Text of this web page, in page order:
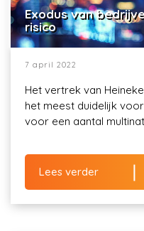
Exodus van
risico
7 april 2022
Het vertrek van
het meest duidelijk
voor een aantal
Lees verder